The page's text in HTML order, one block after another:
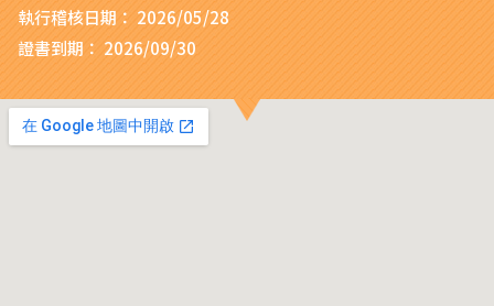
執行稽核日期： 2026/05/28
證書到期： 2026/09/30